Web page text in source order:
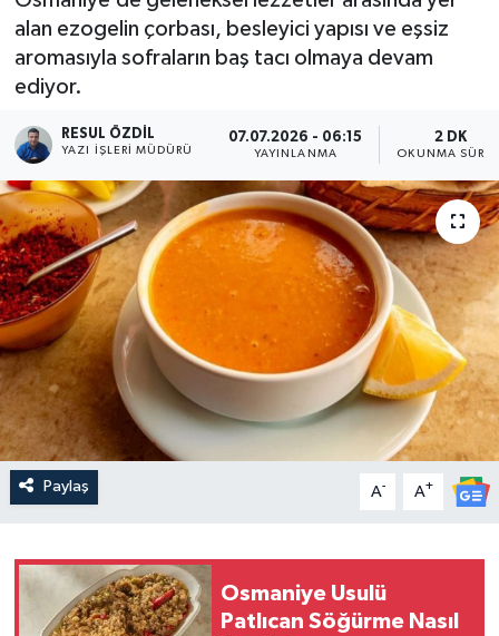
alan ezogelin çorbası, besleyici yapısı ve eşsiz
aromasıyla sofraların baş tacı olmaya devam
ediyor.
RESUL ÖZDIL
YAZI İŞLERI MÜDÜRÜ
07.07.2026 - 06:15
YAYINLANMA
2 DK
OKUNMA
Paylaş A- A+
Osmaniye Usulü
Patlıcan Söğürme Nasıl